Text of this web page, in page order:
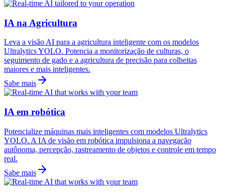
IA na Agricultura
Leva a visão AI para a agricultura inteligente com os modelos
Ultralytics YOLO. Potencia a monitorização de culturas, o
seguimento de gado e a agricultura de precisão para colheitas
maiores e mais inteligentes.
Sabe mais
IA em robótica
Potencialize máquinas mais inteligentes com modelos Ultralytics
YOLO. A IA de visão em robótica impulsiona a navegação
autônoma, percepção, rastreamento de objetos e controle em tempo
real.
Sabe mais